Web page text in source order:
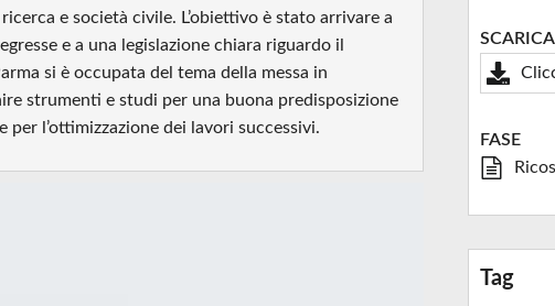
e società civile. L’obiettivo è stato arrivare a
e a una legislazione chiara riguardo il
si è occupata del tema della messa in
strumenti e studi per una buona predisposizione
l’ottimizzazione dei lavori successivi.
SCARICA
FASE
Tag